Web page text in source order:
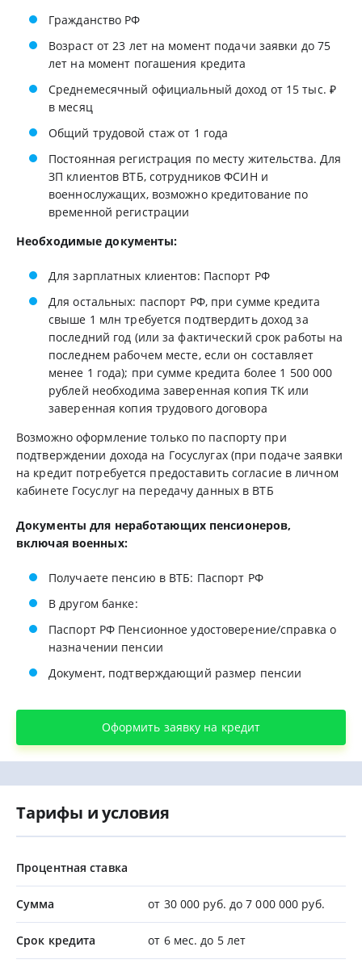
Гражданство РФ
Возраст от 23 лет на момент подачи заявки до 75
лет на момент погашения кредита
Среднемесячный официальный доход от 15 тыс. ₽
в месяц
Общий трудовой стаж от 1 года
Постоянная регистрация по месту жительства. Для
ЗП клиентов ВТБ, сотрудников ФСИН и
военнослужащих, возможно кредитование по
временной регистрации
Необходимые документы:
Для зарплатных клиентов: Паспорт РФ
Для остальных: паспорт РФ, при сумме кредита
свыше 1 млн требуется подтвердить доход за
последний год (или за фактический срок работы на
последнем рабочем месте, если он составляет
менее 1 года); при сумме кредита более 1 500 000
рублей необходима заверенная копия ТК или
заверенная копия трудового договора
Возможно оформление только по паспорту при
подтверждении дохода на Госуслугах (при подаче заявки
на кредит потребуется предоставить согласие в личном
кабинете Госуслуг на передачу данных в ВТБ
Документы для неработающих пенсионеров,
включая военных:
Получаете пенсию в ВТБ: Паспорт РФ
В другом банке:
Паспорт РФ Пенсионное удостоверение/справка о
назначении пенсии
Документ, подтверждающий размер пенсии
Оформить заявку на кредит
Тарифы и условия
Процентная ставка
Сумма от 30 000 руб. до 7 000 000 руб.
Срок кредита от 6 мес. до 5 лет